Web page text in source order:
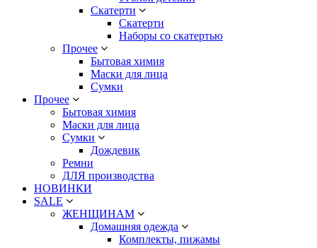
Скатерти
Скатерти
Наборы со скатертью
Прочее
Бытовая химия
Маски для лица
Сумки
Прочее
Бытовая химия
Маски для лица
Сумки
Дождевик
Ремни
ДЛЯ производства
НОВИНКИ
SALE
ЖЕНЩИНАМ
Домашняя одежда
Комплекты, пижамы